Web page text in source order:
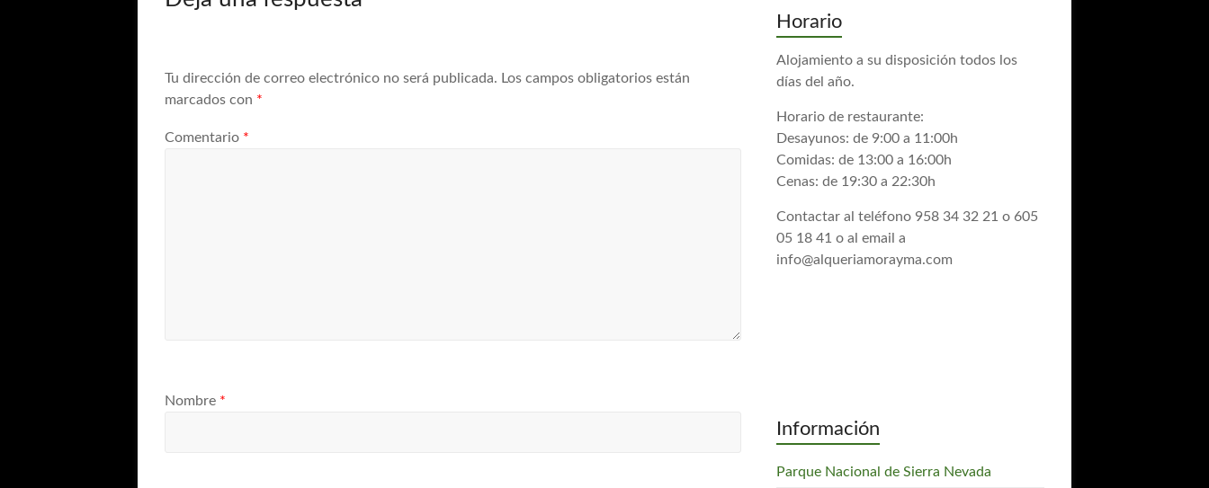
Tu dirección de correo electrónico no será publicada. Los campos obligatorios están
marcados con *
Comentario *
Nombre *
Horario
Alojamiento a su disposición todos los
días del año.
Horario de restaurante:
Desayunos: de 9:00 a 11:00h
Comidas: de 13:00 a 16:00h
Cenas: de 19:30 a 22:30h
Contactar al teléfono 958 34 32 21 o 605
05 18 41 o al email a
info@alqueriamorayma.com
Información
Parque Nacional de Sierra Nevada